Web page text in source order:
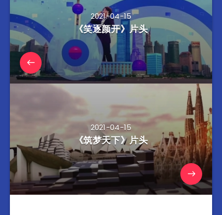
2021-04-15
《笑逐颜开》片头
2021-04-15
《筑梦天下》片头